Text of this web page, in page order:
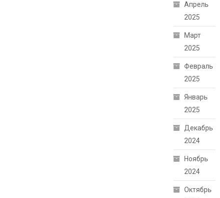
Апрель
2025
Март
2025
Февраль
2025
Январь
2025
Декабрь
2024
Ноябрь
2024
Октябрь